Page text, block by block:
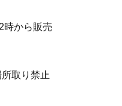
時から販売
取り禁止